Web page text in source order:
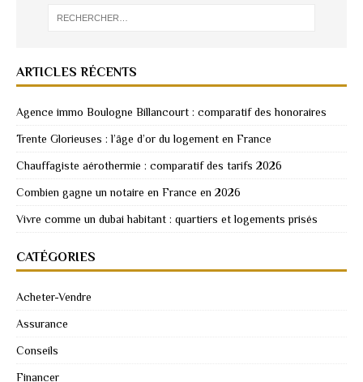
ARTICLES RÉCENTS
Agence immo Boulogne Billancourt : comparatif des honoraires
Trente Glorieuses : l’âge d’or du logement en France
Chauffagiste aérothermie : comparatif des tarifs 2026
Combien gagne un notaire en France en 2026
Vivre comme un dubai habitant : quartiers et logements prisés
CATÉGORIES
Acheter-Vendre
Assurance
Conseils
Financer